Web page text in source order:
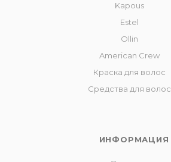
Kapous
Estel
Ollin
American Crew
Краска для волос
Средства для волос
ИНФОРМАЦИЯ